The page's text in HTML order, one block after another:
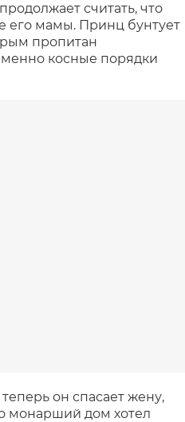
считать, что
его мамы. Принц бунтует
пропитан
косные порядки
он спасает жену,
монарший дом хотел